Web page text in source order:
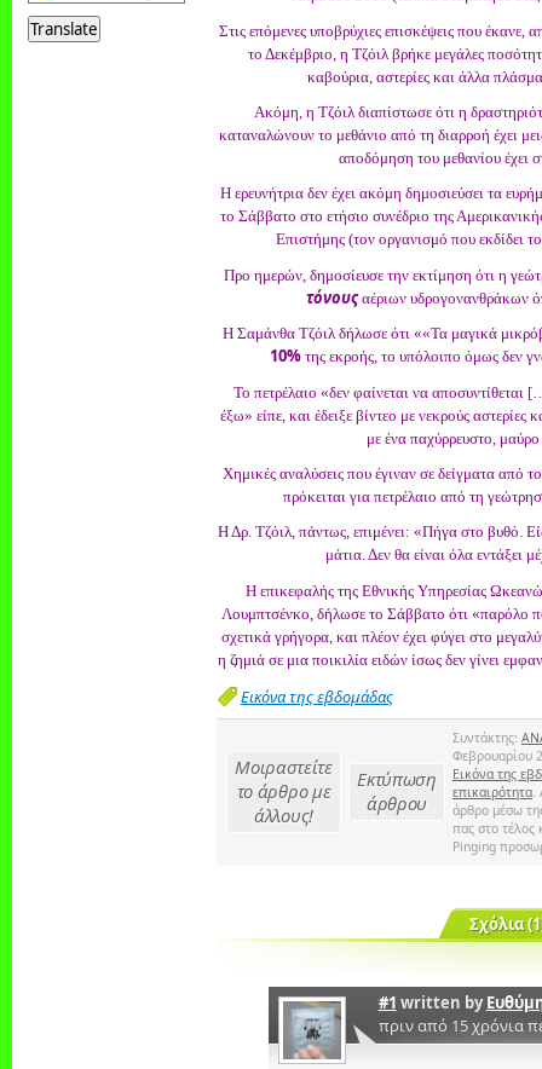
Στις επόμενες υποβρύχιες επισκέψεις που έκανε,
το Δεκέμβριο, η Τζόιλ βρήκε μεγάλες
καβούρια, αστερίες και άλλα
Ακόμη, η Τζόιλ διαπίστωσε ότι η
καταναλώνουν το μεθάνιο από τη διαρροή έχει
αποδόμηση του μεθανίου έχει
Η ερευνήτρια δεν έχει ακόμη δημοσιεύσει τα
το Σάββατο στο ετήσιο συνέδριο της
Επιστήμης (τον οργανισμό που εκδίδει
Προ ημερών, δημοσίευσε την εκτίμηση ότι η
τόνουςαέριων υδρογονανθράκων
Η Σαμάνθα Τζόιλ δήλωσε ότι ««Τα μαγικά
10%της εκροής, το υπόλοιπο όμως δεν
Το πετρέλαιο «δεν φαίνεται να αποσυντίθεται
έξω» είπε, και έδειξε βίντεο με νεκρούς
με ένα παχύρρευστο, μαύρο
Χημικές αναλύσεις που έγιναν σε δείγματα από
πρόκειται για πετρέλαιο από τη
Η Δρ. Τζόιλ, πάντως, επιμένει: «Πήγα στο βυθό.
μάτια. Δεν θα είναι όλα εντάξει
Η επικεφαλής της Εθνικής Υπηρεσίας
Λουμπτσένκο, δήλωσε το Σάββατο ότι «παρόλο
σχετικά γρήγορα, και πλέον έχει φύγει στο
η ζημιά σε μια ποικιλία ειδών ίσως δεν γίνει
Εικόνα της εβδομάδας
Μοιραστείτε
το άρθρο με
άλλους!
Εκτύπωση
άρθρου
Συντάκτης:
Φεβρουαρίου
Εικόνα της
επικαιρότητα
άρθρο μέσω
πας στο τέλος
Pinging
Σχόλια
#1 written by
πριν από 15 χρόνια
a
language
Translate